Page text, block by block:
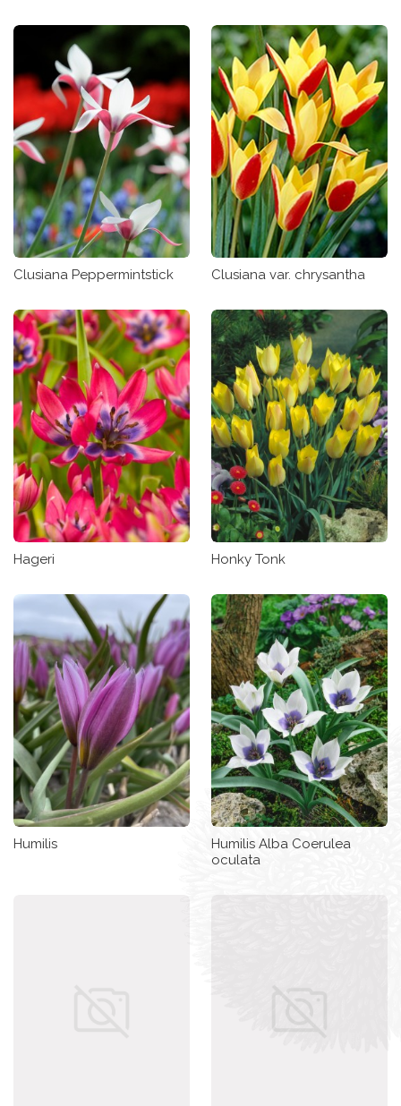
Clusiana Peppermintstick Clusiana var. chrysantha
Hageri Honky Tonk
Humilis
Humilis Alba Coerulea
oculata